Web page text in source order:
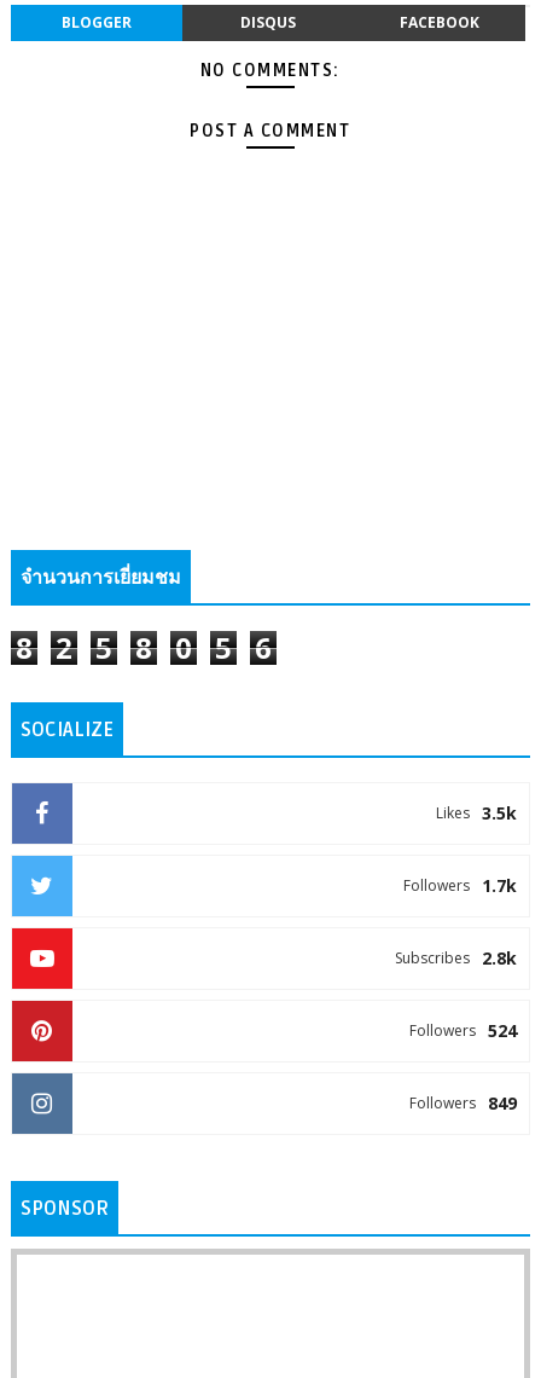
BLOGGER DISQUS FACEBOOK
NO COMMENTS:
POST A COMMENT
จำนวนการเยี่ยมชม
8 2 5 8 0 5 6
SOCIALIZE
3.5k
Likes
1.7k
Followers
2.8k
Subscribes
524
Followers
849
Followers
SPONSOR